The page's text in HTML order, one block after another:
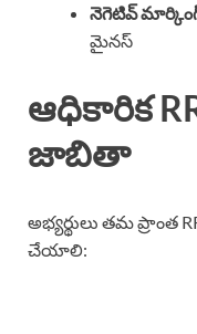
నెగెటివ్
మైనస్
ఆధికారిక
జాబితా
అభ్యర్థులు తమ ప్రాంత
చేయాలి: